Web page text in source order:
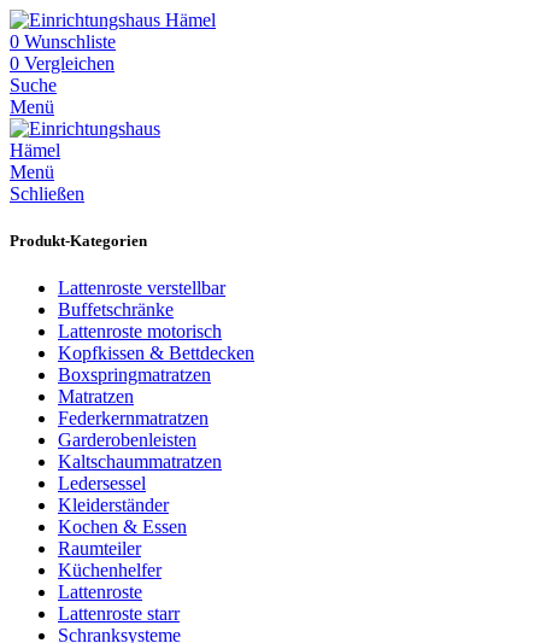
0 Wunschliste
0 Vergleichen
Suche
Menü
Menü
Schließen
Produkt-Kategorien
Lattenroste verstellbar
Buffetschränke
Lattenroste motorisch
Kopfkissen & Bettdecken
Boxspringmatratzen
Matratzen
Federkernmatratzen
Garderobenleisten
Kaltschaummatratzen
Ledersessel
Kleiderständer
Kochen & Essen
Raumteiler
Küchenhelfer
Lattenroste
Lattenroste starr
Schranksysteme